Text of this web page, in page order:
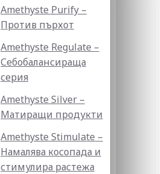
Amethyste Purify –
Против пърхот
Amethyste Regulate –
Себобалансираща
серия
Amethyste Silver –
Матиращи продукти
Amethyste Stimulate –
Намалява косопада и
стимулира растежа